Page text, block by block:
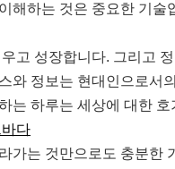
해하는 것은 중요한 기
고 성장합니다. 그리고
와 정보는 현대인으로서
는 하루는 세상에 대한
다
가는 것만으로도 충분한